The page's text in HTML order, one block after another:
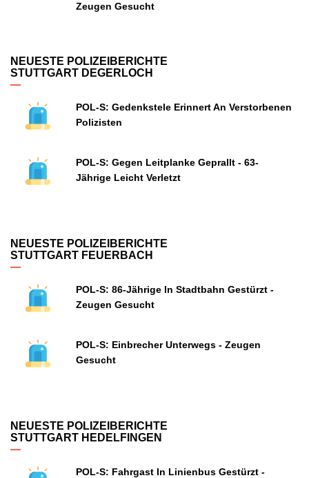
Zeugen Gesucht
NEUESTE POLIZEIBERICHTE
STUTTGART DEGERLOCH
POL-S: Gedenkstele Erinnert An Verstorbenen
Polizisten
POL-S: Gegen Leitplanke Geprallt - 63-
Jährige Leicht Verletzt
NEUESTE POLIZEIBERICHTE
STUTTGART FEUERBACH
POL-S: 86-Jährige In Stadtbahn Gestürzt -
Zeugen Gesucht
POL-S: Einbrecher Unterwegs - Zeugen
Gesucht
NEUESTE POLIZEIBERICHTE
STUTTGART HEDELFINGEN
POL-S: Fahrgast In Linienbus Gestürzt -